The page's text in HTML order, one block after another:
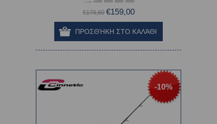
€176,80 €159,00
-10%